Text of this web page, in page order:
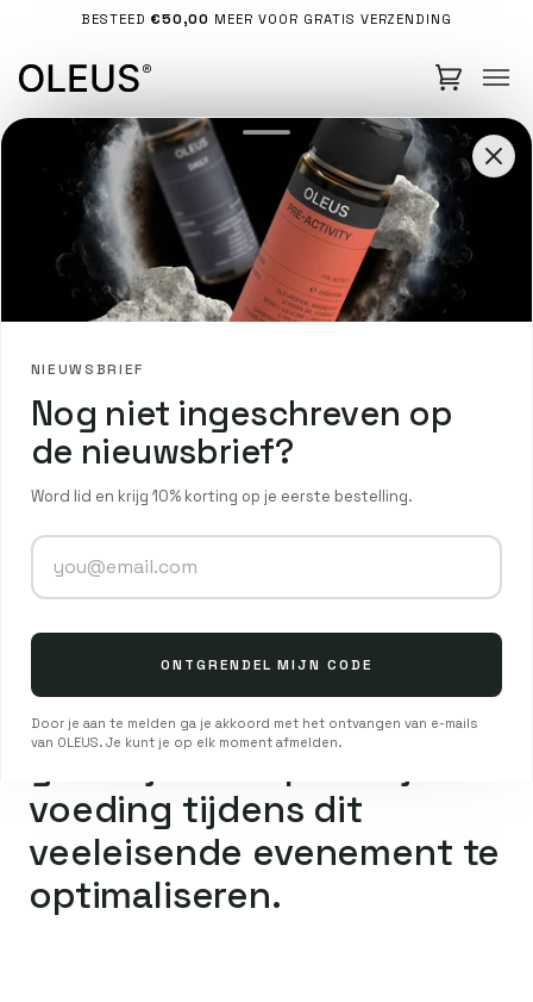
BESTEED €50,00 MEER VOOR GRATIS VERZENDING
Winkelmand
Nederlands
NIEUWSBRIEF
Nog niet ingeschreven op
de nieuwsbrief?
Word lid en krijg 10% korting op je eerste bestelling.
E-mailadres
ONTGRENDEL MIJN CODE
Door je aan te melden ga je akkoord met het ontvangen van e-mails
van OLEUS. Je kunt je op elk moment afmelden.
OLEUS PERFORMANCE LAB
Hoe eet je tijdens
een ultra-trail? Door
Nicolas Dayez
Begin je aan je eerste
ultra-trail en vraag je je af
hoe je jezelf goed van
brandstof voorziet om de
afstand te overbruggen?
Dit artikel is voor jou! We
geven je alle tips om je
voeding tijdens dit
veeleisende evenement te
optimaliseren.
×
Stay in the loop
SUBSCRIBE